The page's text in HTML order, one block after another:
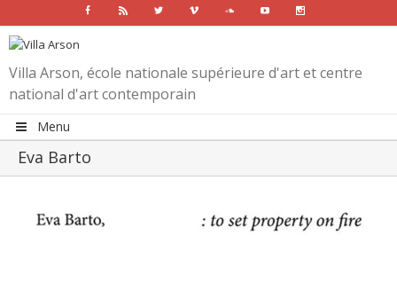
Facebook Rss Twitter Vimeo SoundcloudYoutube
Villa Arson, école nationale supérieure d'art et centre
national d'art contemporain
Menu
Eva Barto
Larger